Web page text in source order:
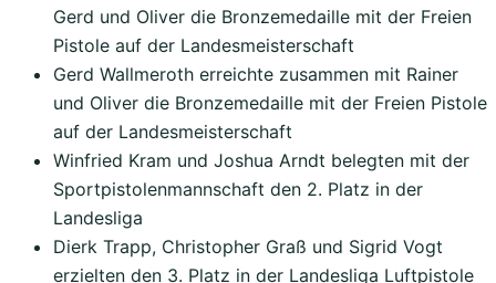
Gerd und Oliver die Bronzemedaille mit der Freien
Pistole auf der Landesmeisterschaft
Gerd Wallmeroth erreichte zusammen mit Rainer
und Oliver die Bronzemedaille mit der Freien Pistole
auf der Landesmeisterschaft
Winfried Kram und Joshua Arndt belegten mit der
Sportpistolenmannschaft den 2. Platz in der
Landesliga
Dierk Trapp, Christopher Graß und Sigrid Vogt
erzielten den 3. Platz in der Landesliga Luftpistole